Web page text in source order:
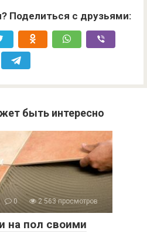
Поделиться с друзьями:
быть интересно
0 2 563 просмотров
на пол своими